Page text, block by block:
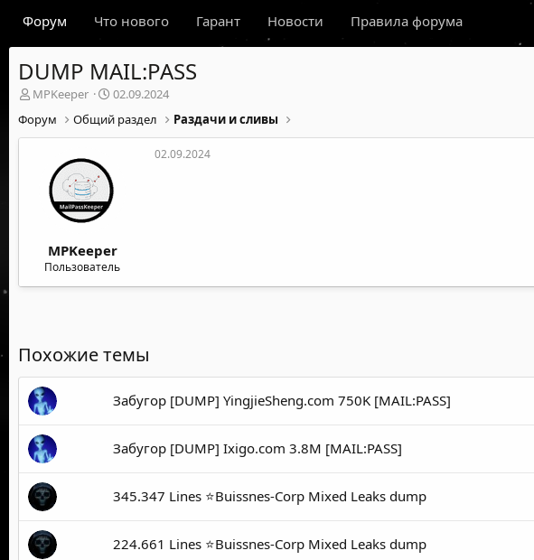
Форум Что нового Гарант Новости Правила форума
DUMP MAIL:PASS
А
т
о
MPKeeper
Д
т
а
ч
02.09.2024
Форум
Общий раздел Раздачи и сливы
MPKeeper
Пользователь
02.09.2024
Похожие темы
Забугор [DUMP] YingjieSheng.com 750K [MAIL:PASS]
Забугор [DUMP] Ixigo.com 3.8M [MAIL:PASS]
345.347 Lines ⭐️Buissnes-Corp Mixed Leaks dump
224.661 Lines ⭐️Buissnes-Corp Mixed Leaks dump